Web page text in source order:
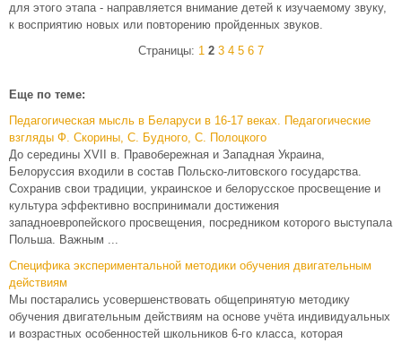
для этого этапа - направляется внимание детей к изучаемому звуку,
к восприятию новых или повторению пройденных звуков.
Страницы: 1 2 3 4 5 6 7
Еще по теме:
Педагогическая мысль в Беларуси в 16-17 веках. Педагогические
взгляды Ф. Скорины, С. Будного, С. Полоцкого
До середины XVII в. Правобережная и Западная Украина,
Белоруссия входили в состав Польско-литовского государства.
Сохранив свои традиции, украинское и белорусское просвещение и
культура эффективно воспринимали достижения
западноевропейского просвещения, посредником которого выступала
Польша. Важным ...
Специфика экспериментальной методики обучения двигательным
действиям
Мы постарались усовершенствовать общепринятую методику
обучения двигательным действиям на основе учёта индивидуальных
и возрастных особенностей школьников 6-го класса, которая